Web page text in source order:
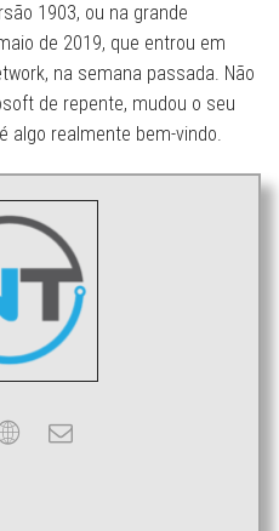
1903, ou na grande
de 2019, que entrou em
na semana passada. Não
de repente, mudou o seu
algo realmente bem-vindo.